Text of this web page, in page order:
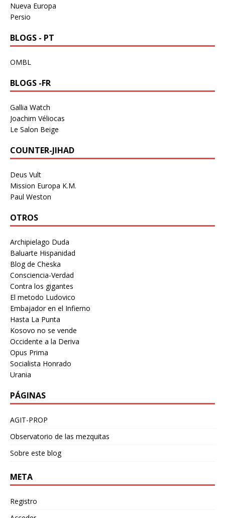
Nueva Europa
Persio
BLOGS - PT
OMBL
BLOGS -FR
Gallia Watch
Joachim Véliocas
Le Salon Beige
COUNTER-JIHAD
Deus Vult
Mission Europa K.M.
Paul Weston
OTROS
Archipielago Duda
Baluarte Hispanidad
Blog de Cheska
Consciencia-Verdad
Contra los gigantes
El metodo Ludovico
Embajador en el Infierno
Hasta La Punta
Kosovo no se vende
Occidente a la Deriva
Opus Prima
Socialista Honrado
Urania
PÁGINAS
AGIT-PROP
Observatorio de las mezquitas
Sobre este blog
META
Registro